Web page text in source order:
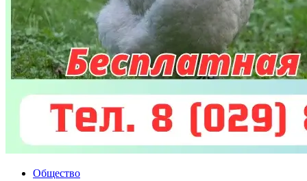
Общество